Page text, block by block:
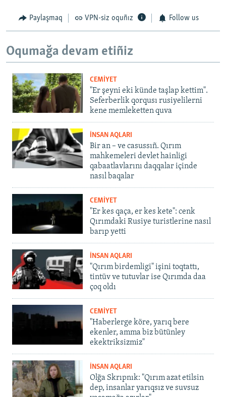
Paylaşmaq VPN-siz oquñız Follow us
Oqumağa devam etiñiz
CEMİYET
"Er şeyni eki künde taşlap kettim".
Seferberlik qorqusı rusiyelilerni
kene memleketten quva
İNSAN AQLARI
Bir an – ve casussıñ. Qırım
mahkemeleri devlet hainligi
qabaatlavlarını daqqalar içinde
nasıl baqalar
CEMİYET
"Er kes qaça, er kes kete": cenk
Qırımdaki Rusiye turistlerine nasıl
barıp yetti
İNSAN AQLARI
"Qırım birdemligi" işini toqtattı,
tintüv ve tutuvlar ise Qırımda daa
çoq oldı
CEMİYET
"Haberlerge köre, yarıq bere
ekenler, amma biz bütünley
ekektriksizmiz"
İNSAN AQLARI
Olğa Skrıpnık: "Qırım azat etilsin
dep, insanlar yarıqsız ve suvsuz